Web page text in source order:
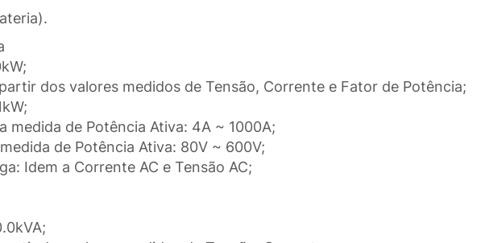
dos valores medidos de Tensão, Corrente e Fator de Potência;
medida de Potência Ativa: 4A ~ 1000A;
de Potência Ativa: 80V ~ 600V;
Idem a Corrente AC e Tensão AC;